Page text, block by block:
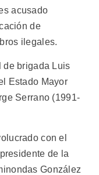
acusado
de
ilegales.
de brigada Luis
Estado Mayor
Serrano (1991-
con el
de la
González